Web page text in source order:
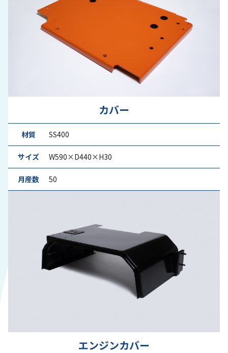
カバー
材質 SS400
サイズ W590×D440×H30
月産数 50
エンジンカバー